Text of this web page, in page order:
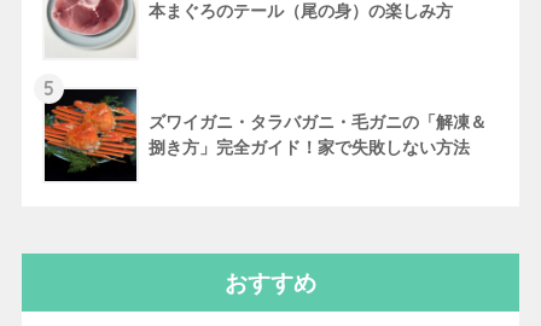
本まぐろのテール（尾の身）の楽しみ方
5
ズワイガニ・タラバガニ・毛ガニの「解凍＆
捌き方」完全ガイド！家で失敗しない方法
おすすめ